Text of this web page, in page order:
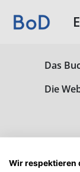
Das
Die
Wir respektieren